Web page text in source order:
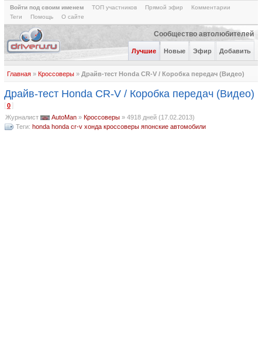
Войти под своим именем ТОП участников Прямой эфир
Комментарии
Теги
Помощь О сайте
Сообщество автолюбителей
Лучшие Новые Эфир Добавить
Главная» Кроссоверы» Драйв-тест Honda CR-V / Коробка передач (Видео)
Драйв-тест Honda CR-V / Коробка передач (Видео)
[0
Журналист AutoMan» Кроссоверы» 4918 дней (17.02.2013)
Теги: honda honda cr-v хонда кроссоверы японские автомобили